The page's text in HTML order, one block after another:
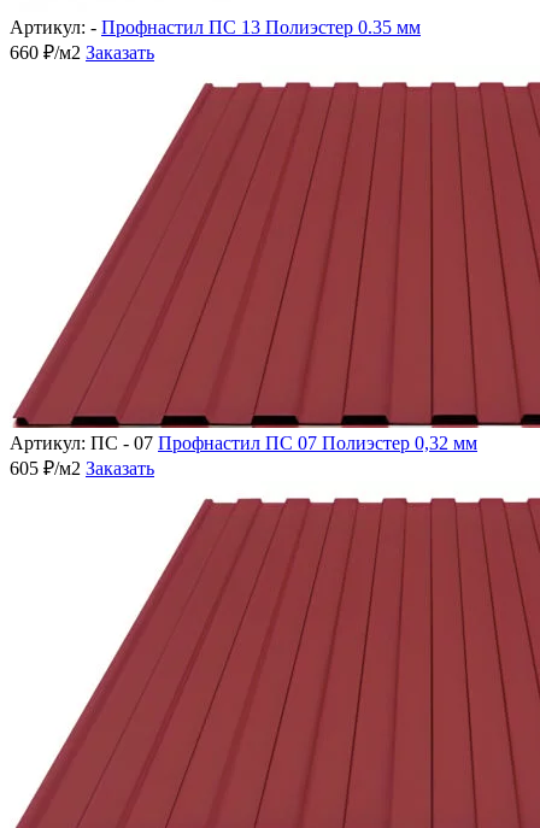
Артикул: - Профнастил ПС 13 Полиэстер 0.35 мм
660 ₽/м2 Заказать
Артикул: ПС - 07 Профнастил ПС 07 Полиэстер 0,32 мм
605 ₽/м2 Заказать